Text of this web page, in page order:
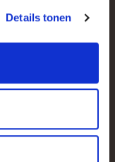
Details tonen